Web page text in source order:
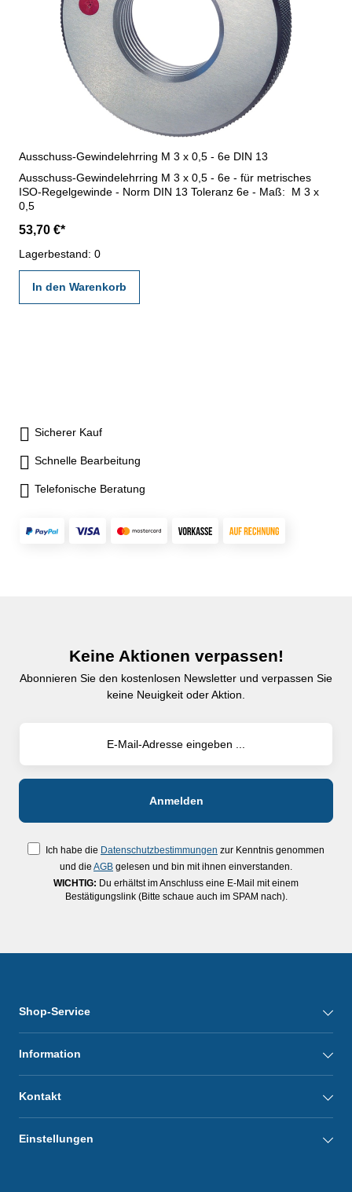
Ausschuss-Gewindelehrring M 3 x 0,5 - 6e DIN 13
Ausschuss-Gewindelehrring M 3 x 0,5 - 6e - für metrisches
ISO-Regelgewinde - Norm DIN 13 Toleranz 6e - Maß: M 3 x
0,5
53,70 €*
Lagerbestand: 0
In den Warenkorb
Sicherer Kauf
Schnelle Bearbeitung
Telefonische Beratung
Keine Aktionen verpassen!
Abonnieren Sie den kostenlosen Newsletter und verpassen Sie
keine Neuigkeit oder Aktion.
Ich habe die Datenschutzbestimmungen zur Kenntnis genommen
und die AGB gelesen und bin mit ihnen einverstanden.
WICHTIG: Du erhältst im Anschluss eine E-Mail mit einem
Bestätigungslink (Bitte schaue auch im SPAM nach).
Shop-Service
Information
Kontakt
Einstellungen